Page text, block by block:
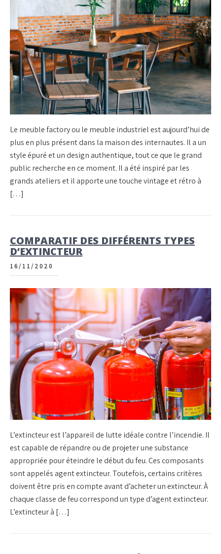
Le meuble factory ou le meuble industriel est aujourd’hui de
plus en plus présent dans la maison des internautes. Il a un
style épuré et un design authentique, tout ce que le grand
public recherche en ce moment. Il a été inspiré par les
grands ateliers et il apporte une touche vintage et rétro à
[…]
COMPARATIF DES DIFFÉRENTS TYPES
D’EXTINCTEUR
16/11/2020
L’extincteur est l’appareil de lutte idéale contre l’incendie. Il
est capable de répandre ou de projeter une substance
appropriée pour éteindre le début du feu. Ces composants
sont appelés agent extincteur. Toutefois, certains critères
doivent être pris en compte avant d’acheter un extincteur. À
chaque classe de feu correspond un type d’agent extincteur.
L’extincteur à […]